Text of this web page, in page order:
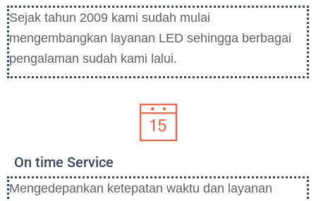
Sejak tahun 2009 kami sudah mulai
mengembangkan layanan LED sehingga berbagai
pengalaman sudah kami lalui.
On time Service
Mengedepankan ketepatan waktu dan layanan